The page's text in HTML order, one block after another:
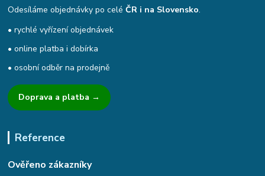
Odesíláme objednávky po celéČR i na Slovensko.
• rychlé vyřízení objednávek
• online platba i dobírka
• osobní odběr na prodejně
Doprava a platba →
Reference
Ověřeno zákazníky